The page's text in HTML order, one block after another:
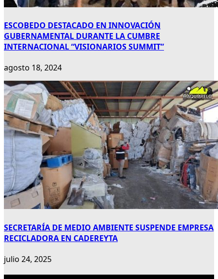
ESCOBEDO DESTACADO EN INNOVACIÓN
GUBERNAMENTAL DURANTE LA CUMBRE
INTERNACIONAL “VISIONARIOS SUMMIT”
agosto 18, 2024
SECRETARÍA DE MEDIO AMBIENTE SUSPENDE EMPRESA
RECICLADORA EN CADEREYTA
julio 24, 2025